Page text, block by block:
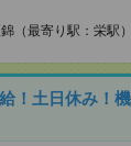
（最寄り駅：栄駅）
！土日休み！